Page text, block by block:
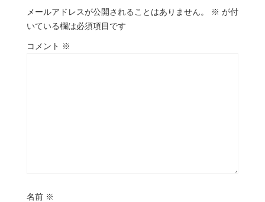
メールアドレスが公開されることはありません。 ※ が付
いている欄は必須項目です
コメント ※
名前 ※